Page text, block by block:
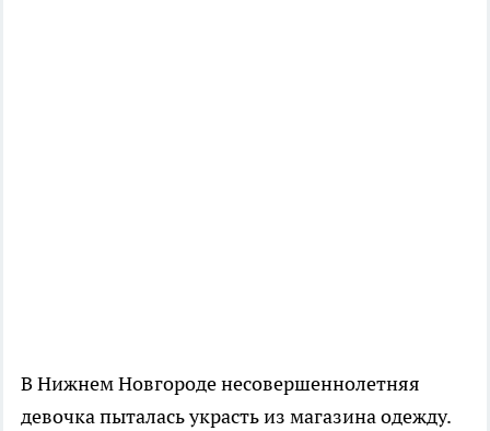
В Нижнем Новгороде несовершеннолетняя
девочка пыталась украсть из магазина одежду.